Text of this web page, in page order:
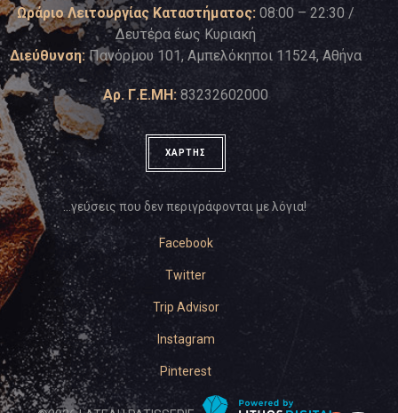
Ωράριο Λειτουργίας Καταστήματος: 08:00 – 22:30 /
Δευτέρα έως Κυριακή
Διεύθυνση: Πανόρμου 101, Αμπελόκηποι 11524, Αθήνα
Αρ. Γ.Ε.ΜΗ: 83232602000
ΧΑΡΤΗΣ
…γεύσεις που δεν περιγράφονται με λόγια!
Facebook
Twitter
Trip Advisor
Instagram
Pinterest